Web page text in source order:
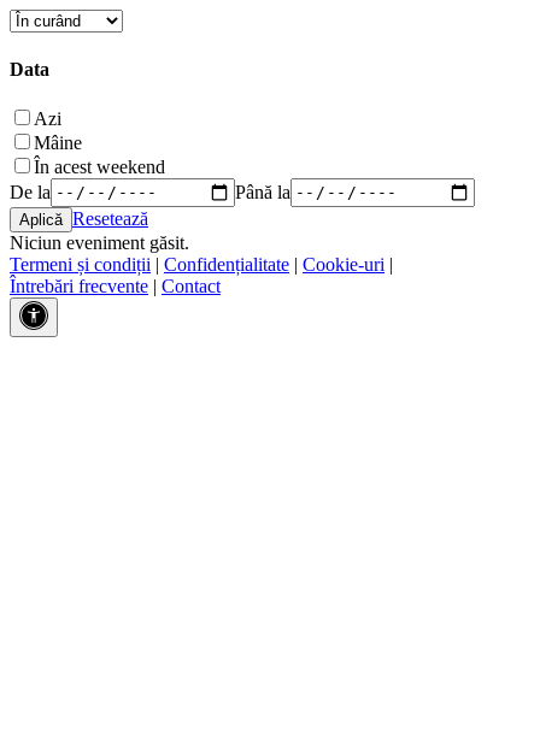
Data
Azi
Mâine
În acest weekend
De la
Până la
Resetează
Niciun eveniment găsit.
Termeni și condiții | Confidențialitate | Cookie-uri |
Întrebări frecvente | Contact